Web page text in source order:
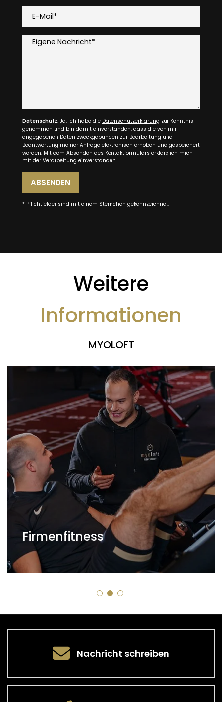
E-Mail*
Eigene Nachricht*
Datenschutz: Ja, ich habe die Datenschutzerklärung zur Kenntnis
genommen und bin damit einverstanden, dass die von mir
angegebenen Daten zweckgebunden zur Bearbeitung und
Beantwortung meiner Anfrage elektronisch erhoben und gespeichert
werden. Mit dem Absenden des Kontaktformulars erkläre ich mich
mit der Verarbeitung einverstanden.
ABSENDEN
* Pflichtfelder sind mit einem Sternchen gekennzeichnet.
Weitere
Informationen
MYOLOFT
Firmenfitness
Nachricht schreiben